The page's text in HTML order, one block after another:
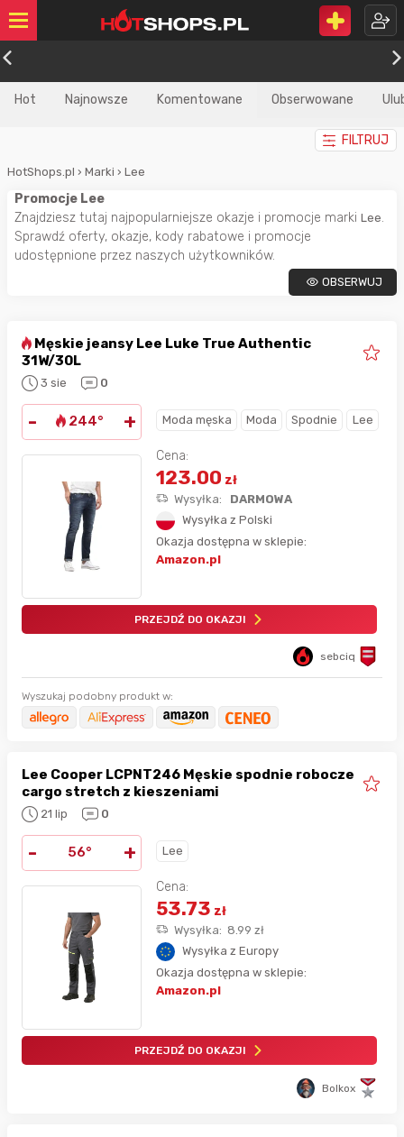
Hot Najnowsze Komentowane Obserwowane
FILTRUJ
HotShops.pl › Marki › Lee
Promocje Lee
Znajdziesz tutaj najpopularniejsze okazje i promocje marki Lee.
Sprawdź oferty, okazje, kody rabatowe i promocje
udostępnione przez naszych użytkowników.
OBSERWUJ
Męskie jeansy Lee Luke True Authentic
31W/30L
3 sie 0
- 244° + Moda męska Moda Spodnie Lee
Cena:
123.00 zł
Wysyłka:
DARMOWA
Wysyłka z Polski
Okazja dostępna w sklepie:
Amazon.pl
PRZEJDŹ DO OKAZJI
sebciq
Wyszukaj podobny produkt w:
Lee Cooper LCPNT246 Męskie spodnie robocze
cargo stretch z kieszeniami
21 lip 0
- 56° + Lee
Cena:
53.73 zł
Wysyłka: 8.99 zł
Wysyłka z Europy
Okazja dostępna w sklepie:
Amazon.pl
PRZEJDŹ DO OKAZJI
Bolkox